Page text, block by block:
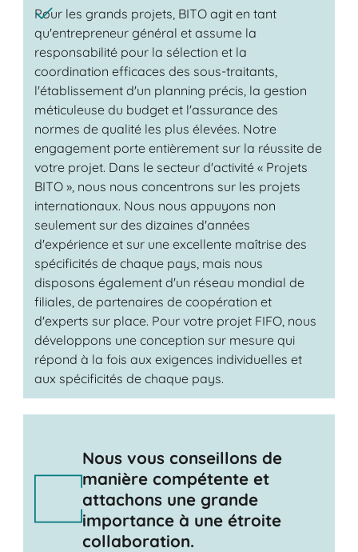
Pour les grands projets, BITO agit en tant
qu'entrepreneur général et assume la
responsabilité pour la sélection et la
coordination efficaces des sous-traitants,
l'établissement d'un planning précis, la gestion
méticuleuse du budget et l'assurance des
normes de qualité les plus élevées. Notre
engagement porte entièrement sur la réussite de
votre projet. Dans le secteur d'activité « Projets
BITO », nous nous concentrons sur les projets
internationaux. Nous nous appuyons non
seulement sur des dizaines d'années
d'expérience et sur une excellente maîtrise des
spécificités de chaque pays, mais nous
disposons également d'un réseau mondial de
filiales, de partenaires de coopération et
d'experts sur place. Pour votre projet FIFO, nous
développons une conception sur mesure qui
répond à la fois aux exigences individuelles et
aux spécificités de chaque pays.
Nous vous conseillons de
manière compétente et
attachons une grande
importance à une étroite
collaboration.